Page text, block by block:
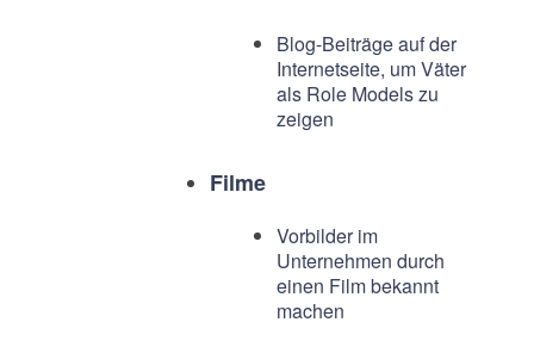
Blog-Beiträge auf der
Internetseite, um Väter
als Role Models zu
zeigen
Filme
Vorbilder im
Unternehmen durch
einen Film bekannt
machen